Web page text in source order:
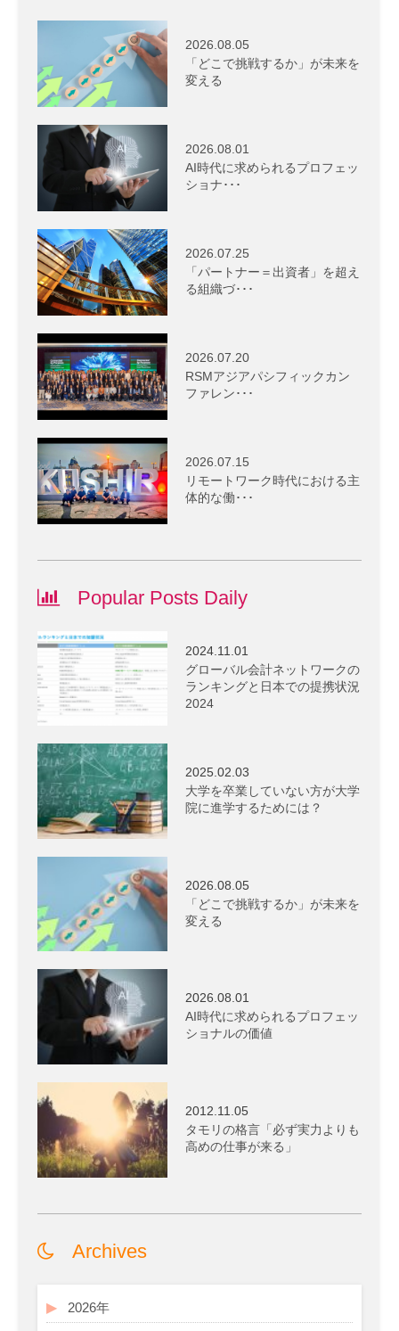
2026.08.05
「どこで挑戦するか」が未来を
変える
2026.08.01
AI時代に求められるプロフェッ
ショナ･･･
2026.07.25
「パートナー＝出資者」を超え
る組織づ･･･
2026.07.20
RSMアジアパシフィックカン
ファレン･･･
2026.07.15
リモートワーク時代における主
体的な働･･･
Popular Posts Daily
2024.11.01
グローバル会計ネットワークの
ランキングと日本での提携状況
2024
2025.02.03
大学を卒業していない方が大学
院に進学するためには？
2026.08.05
「どこで挑戦するか」が未来を
変える
2026.08.01
AI時代に求められるプロフェッ
ショナルの価値
2012.11.05
タモリの格言「必ず実力よりも
高めの仕事が来る」
Archives
2026年